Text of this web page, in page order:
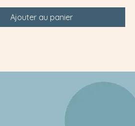
Ajouter au panier